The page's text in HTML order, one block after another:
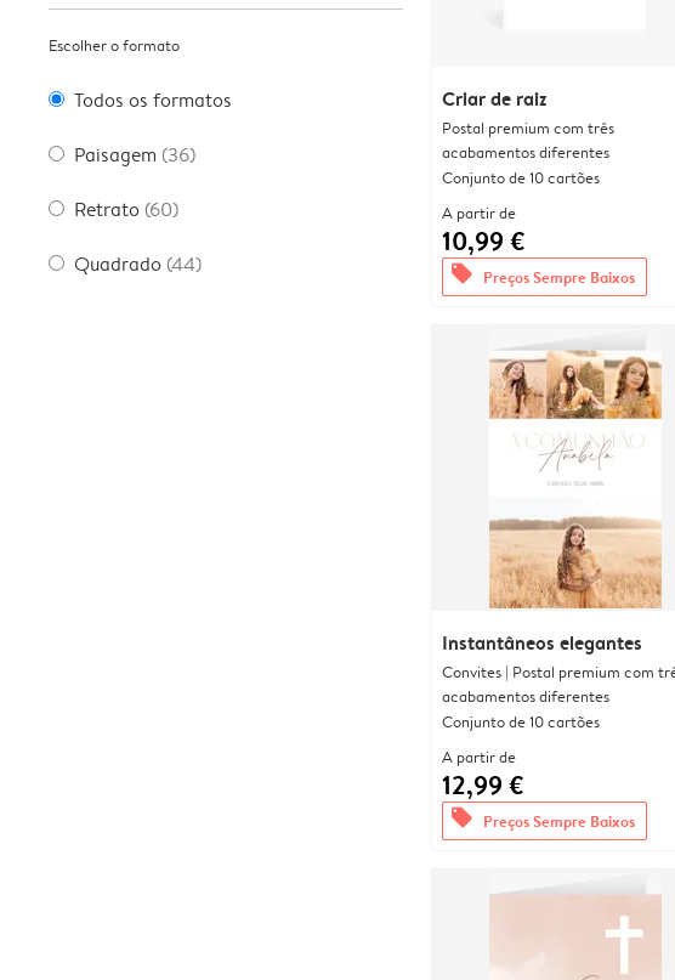
Escolher o formato
Todos os formatos
Paisagem (36)
Retrato (60)
Quadrado (44)
Criar de raiz
Postal premium com três
acabamentos diferentes
Conjunto de 10 cartões
A partir de
10,99 €
offers Preços Sempre Baixos
Instantâneos elegantes
Convites | Postal premium com
acabamentos diferentes
Conjunto de 10 cartões
A partir de
12,99 €
offers Preços Sempre Baixos